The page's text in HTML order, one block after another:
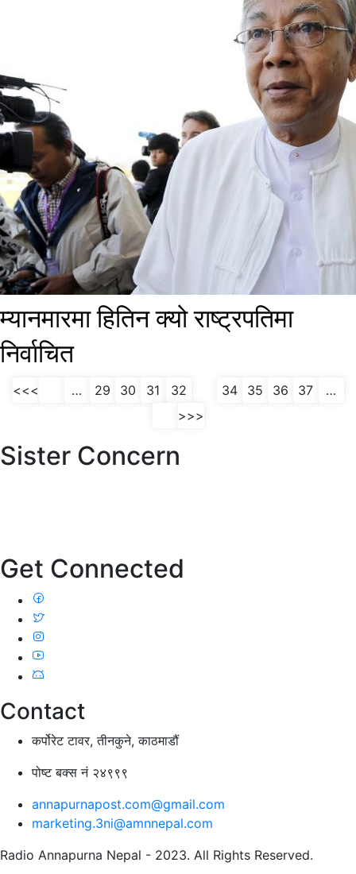
म्यानमारमा हितिन क्यो राष्ट्रपतिमा
निर्वाचित
<<< … 29 30 31 32 (current)
34 35 36 37
…
>>>
Sister Concern
Get Connected
Contact
कर्पोरेट टावर, तीनकुने, काठमाडौं
पोष्ट बक्स नं २४९९९
annapurnapost.com@gmail.com
marketing.3ni@amnnepal.com
Radio Annapurna Nepal - 2023. All Rights Reserved.